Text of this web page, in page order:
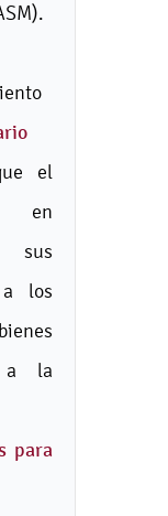
el
en
sus
a los
a la
para